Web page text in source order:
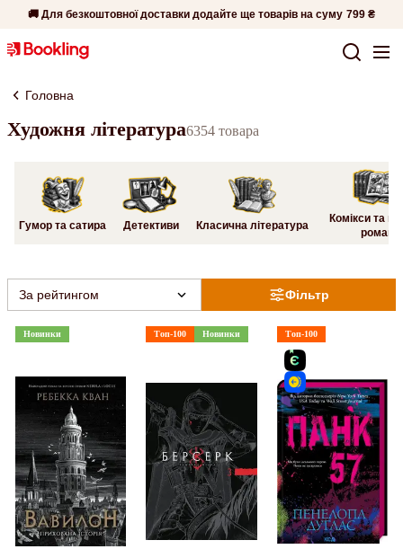
🚚 Для безкоштовної доставки додайте ще товарів на суму 799 ₴
Головна
Художня література6354 товара
Гумор та сатира Детективи Класична література
Комікси та
романи
Фільтр
За рейтингом
Новинки Топ-100 Новинки Топ-100